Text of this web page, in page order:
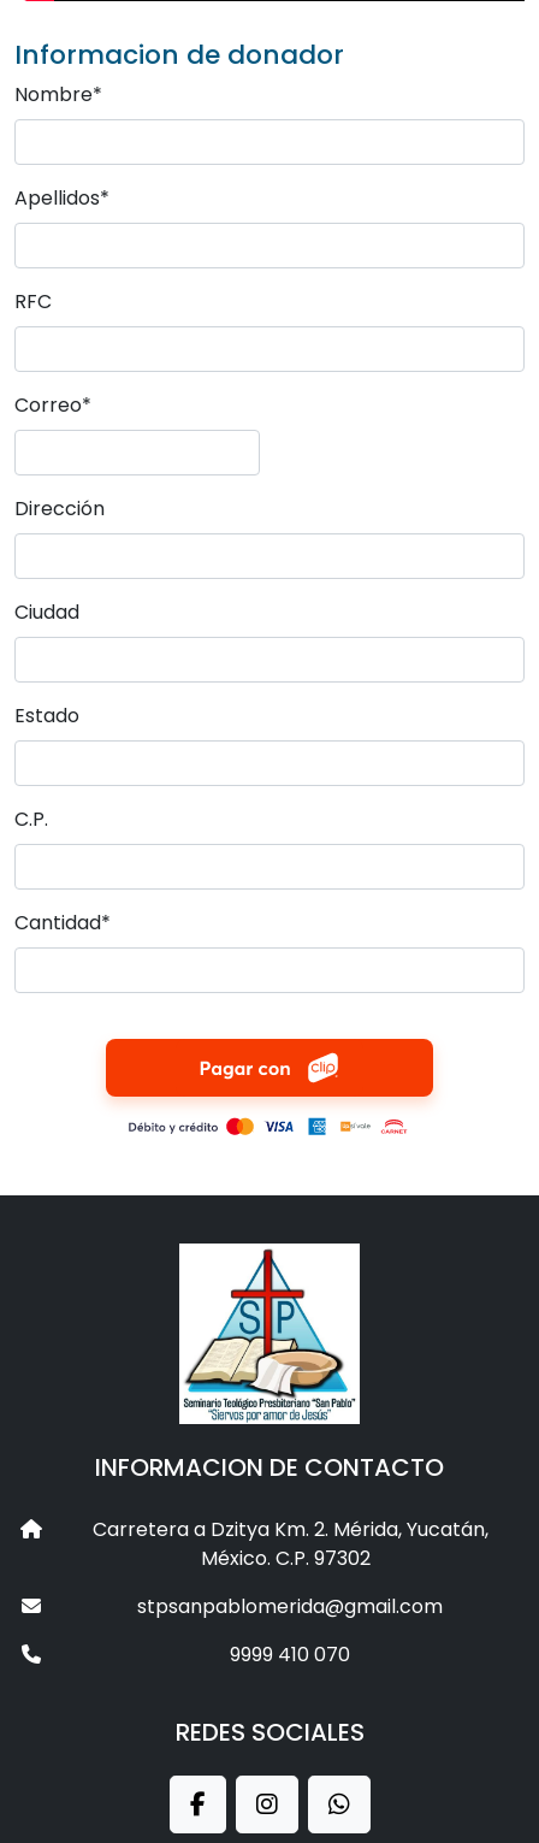
Informacion de donador
Nombre*
Apellidos*
RFC
Correo*
Dirección
Ciudad
Estado
C.P.
Cantidad*
INFORMACION DE CONTACTO
Carretera a Dzitya Km. 2. Mérida, Yucatán,
México. C.P. 97302
stpsanpablomerida@gmail.com
9999 410 070
REDES SOCIALES